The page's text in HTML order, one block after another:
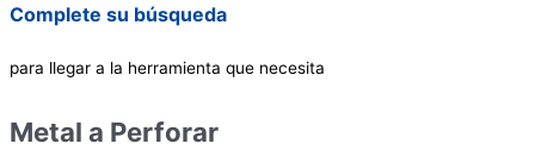
Complete su búsqueda
para llegar a la herramienta que necesita
Metal a Perforar